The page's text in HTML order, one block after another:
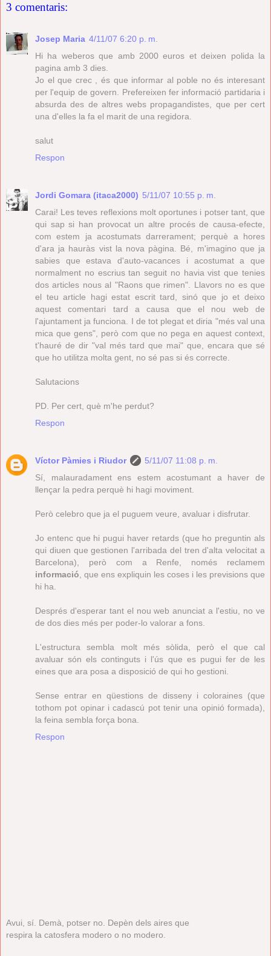
3 comentaris:
Josep Maria 4/11/07 6:20 p. m.
Hi ha weberos que amb 2000 euros et deixen polida la
pagina amb 3 dies.
Jo el que crec , és que informar al poble no és interesant
per l'equip de govern. Prefereixen fer informació partidaria i
absurda des de altres webs propagandistes, que per cert
una d'elles la fa el marit de una regidora.
salut
Respon
Jordi Gomara (itaca2000) 5/11/07 10:55 p. m.
Carai! Les teves reflexions molt oportunes i potser tant, que
qui sap si han provocat un altre procés de causa-efecte,
com estem ja acostumats darrerament; perquè a hores
d'ara ja hauràs vist la nova pàgina. Bé, m'imagino que ja
sabies que estava d'auto-vacances i acostumat a que
normalment no escrius tan seguit no havia vist que tenies
dos articles nous al "Raons que rimen". Llavors no es que
el teu article hagi estat escrit tard, sinó que jo et deixo
aquest comentari tard a causa que el nou web de
l'ajuntament ja funciona. I de tot plegat et diria "més val una
mica que gens", però com que no pega en aquest context,
t'hauré de dir "val més tard que mai" que, encara que sé
que ho utilitza molta gent, no sé pas si és correcte.
Salutacions
PD. Per cert, què m'he perdut?
Respon
Víctor Pàmies i Riudor
5/11/07 11:08 p. m.
Sí, malauradament ens estem acostumant a haver de
llençar la pedra perquè hi hagi moviment.
Però celebro que ja el puguem veure, avaluar i disfrutar.
Jo entenc que hi pugui haver retards (que ho preguntin als
qui diuen que gestionen l'arribada del tren d'alta velocitat a
Barcelona), però com a Renfe, només reclamem
informació , que ens expliquin les coses i les previsions que
hi ha.
Després d'esperar tant el nou web anunciat a l'estiu, no ve
de dos dies més per poder-lo valorar a fons.
L'estructura sembla molt més sòlida, però el que cal
avaluar són els continguts i l'ús que es pugui fer de les
eines que ara posa a disposició de qui ho gestioni.
Sense entrar en qüestions de disseny i coloraines (que
tothom pot opinar i cadascú pot tenir una opinió formada),
la feina sembla força bona.
Respon
Avui, sí. Demà, potser no. Depèn dels aires que
respira la catosfera modero o no modero.